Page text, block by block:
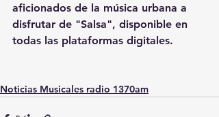
aficionados de la música urbana a
disfrutar de "Salsa", disponible en
todas las plataformas digitales.
Noticias Musicales radio 1370am